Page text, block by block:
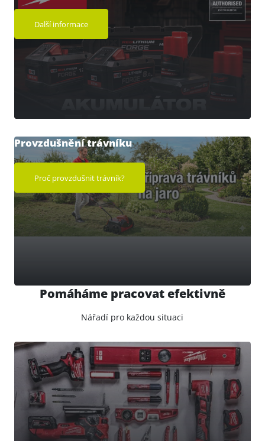
Další informace
Provzdušnění trávníku
Proč provzdušnit trávník?
Pomáháme pracovat efektivně
Nářadí pro každou situaci